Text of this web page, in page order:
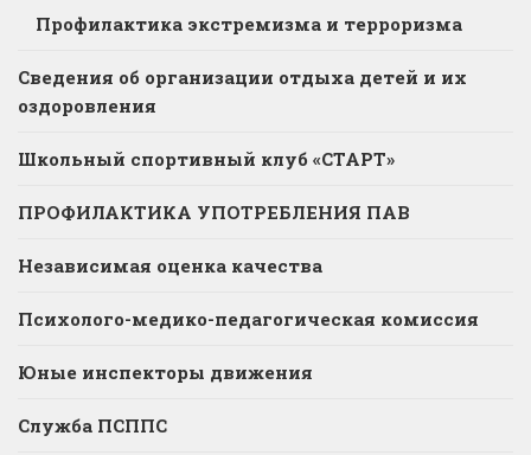
Профилактика экстремизма и терроризма
Сведения об организации отдыха детей и их
оздоровления
Школьный спортивный клуб «СТАРТ»
ПРОФИЛАКТИКА УПОТРЕБЛЕНИЯ ПАВ
Независимая оценка качества
Психолого-медико-педагогическая комиссия
Юные инспекторы движения
Служба ПСППС